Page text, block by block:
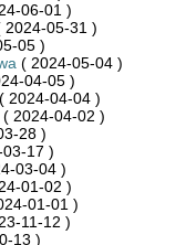
06-01 )
2024-05-31 )
05 )
( 2024-05-04 )
04-05 )
( 2024-04-04 )
( 2024-04-02 )
28 )
17 )
03-04 )
01-02 )
01-01 )
11-12 )
13 )